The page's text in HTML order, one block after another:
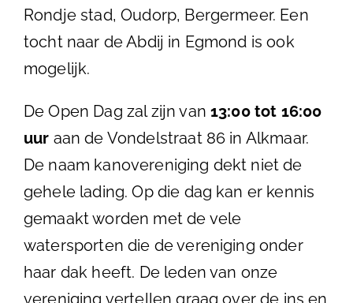
Rondje stad, Oudorp, Bergermeer. Een
tocht naar de Abdij in Egmond is ook
mogelijk.
De Open Dag zal zijn van 13:00 tot 16:00
uur aan de Vondelstraat 86 in Alkmaar.
De naam kanovereniging dekt niet de
gehele lading. Op die dag kan er kennis
gemaakt worden met de vele
watersporten die de vereniging onder
haar dak heeft. De leden van onze
vereniging vertellen graag over de ins en